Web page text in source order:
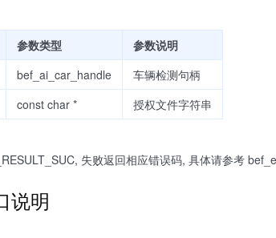
参数类型
参数说明
bef_ai_car_handle
车辆检测句柄
const char * 授权文件字符串
失败返回相应错误码, 具体请参考
说明